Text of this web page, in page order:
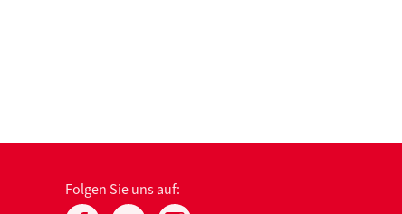
Folgen Sie uns auf: